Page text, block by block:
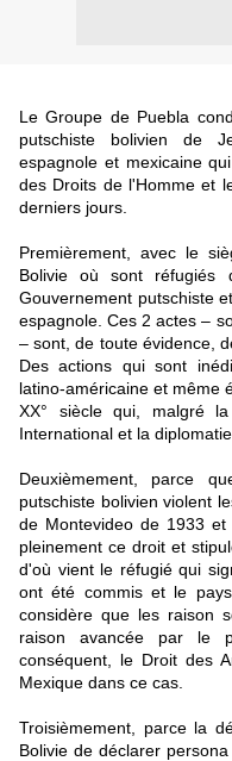
Le Groupe de Puebla
putschiste bolivien de
espagnole et mexicaine
des Droits de l'Homme et
derniers jours.
Premièrement, avec le
Bolivie où sont réfugiés
Gouvernement putschiste
espagnole. Ces 2 actes –
– sont, de toute évidence,
Des actions qui sont
latino-américaine et même
XX° siècle qui, malgré
International et la diplomatie.
Deuxièmement, parce
putschiste bolivien violent
de Montevideo de 1933
pleinement ce droit et
d'où vient le réfugié qui
ont été commis et le
considère que les raison
raison avancée par le
conséquent, le Droit des
Mexique dans ce cas.
Troisièmement, parce la
Bolivie de déclarer